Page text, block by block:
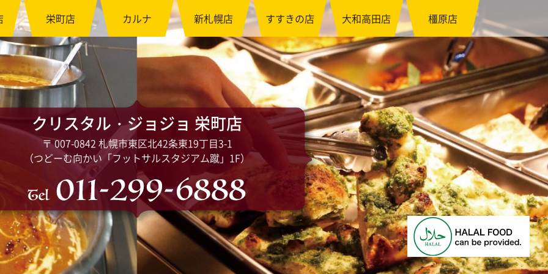
栄町店 カルナ 新札幌店 すすきの店 大和高田店 橿原店
クリスタル・ジョジョ 栄町店
〒 007-0842 札幌市東区北42条東19丁目3-1
（つどーむ向かい「フットサルスタジアム蹴」1F）